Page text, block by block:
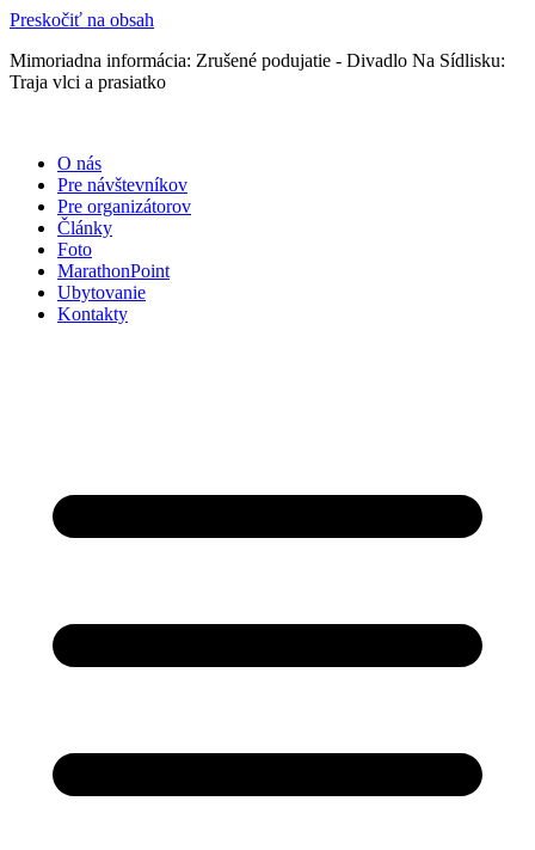
Preskočiť na obsah
Mimoriadna informácia: Zrušené podujatie - Divadlo Na Sídlisku:
Traja vlci a prasiatko
O nás
Pre návštevníkov
Pre organizátorov
Články
Foto
MarathonPoint
Ubytovanie
Kontakty